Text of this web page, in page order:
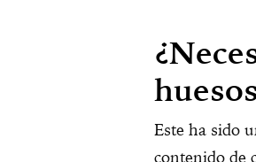
Este ha sido
contenido de